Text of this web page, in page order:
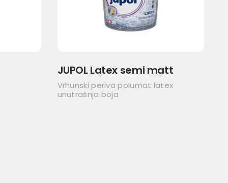
JUPOL Latex semi matt
Vrhunski periva polumat latex
unutrašnja boja